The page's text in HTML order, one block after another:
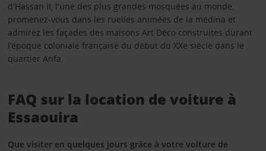
d'Hassan II, l'une des plus grandes mosquées au monde,
promenez-vous dans les ruelles animées de la médina et
admirez les façades des maisons Art Déco construites durant
l’époque coloniale française du début du XXe siècle dans le
quartier Anfa.
FAQ sur la location de voiture à
Essaouira
Que visiter en quelques jours grâce à votre voiture de